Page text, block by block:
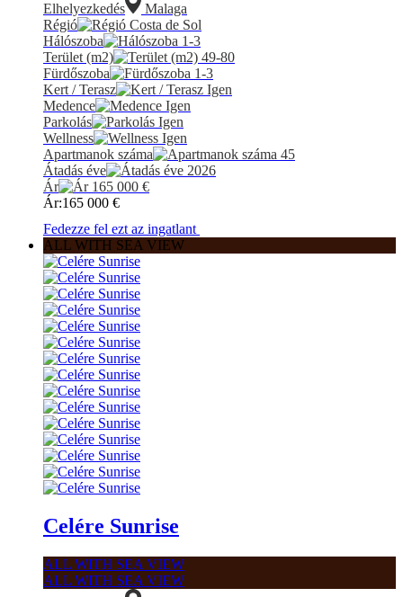
Elhelyezkedés
Malaga
Régió
Costa de Sol
Hálószoba
1-3
Terület (m2)
49-80
Fürdőszoba
1-3
Kert / Terasz
Igen
Medence
Igen
Parkolás
Igen
Wellness
Igen
Apartmanok száma
45
Átadás éve
2026
Ár
165 000 €
Ár:165 000 €
Fedezze fel ezt az ingatlant
ALL WITH SEA VIEW
Celére Sunrise
ALL WITH SEA VIEW
ALL WITH SEA VIEW